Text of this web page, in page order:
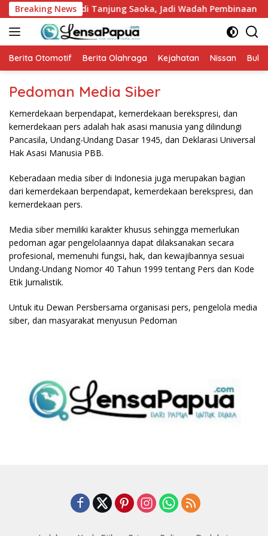
Langsung
ke
konten
Breaking News
Mulai Dibangun di Tanjung Saoka, Jadi Wadah Pembinaan
Berita Otomotif Berita Olahraga Kejahatan Nissan
Pedoman Media Siber
Kemerdekaan berpendapat, kemerdekaan berekspresi, dan
kemerdekaan pers adalah hak asasi manusia yang dilindungi
Pancasila, Undang-Undang Dasar 1945, dan Deklarasi Universal
Hak Asasi Manusia PBB.
Keberadaan media siber di Indonesia juga merupakan bagian
dari kemerdekaan berpendapat, kemerdekaan berekspresi, dan
kemerdekaan pers.
Media siber memiliki karakter khusus sehingga memerlukan
pedoman agar pengelolaannya dapat dilaksanakan secara
profesional, memenuhi fungsi, hak, dan kewajibannya sesuai
Undang-Undang Nomor 40 Tahun 1999 tentang Pers dan Kode
Etik Jurnalistik.
Untuk itu Dewan Persbersama organisasi pers, pengelola media
siber, dan masyarakat menyusun Pedoman